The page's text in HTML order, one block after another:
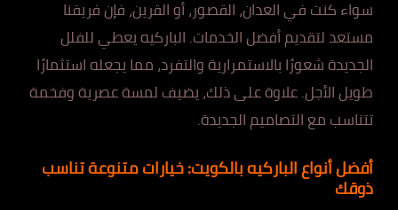
سواء كنت في العدان، القصور، أو القرين، فإن فريقنا
مستعد لتقديم أفضل الخدمات. الباركيه يعطي للفلل
الجديدة شعورًا بالاستمرارية والتفرد، مما يجعله استثمارًا
طويل الأجل. علاوة على ذلك، يضيف لمسة عصرية وفخمة
تتناسب مع التصاميم الجديدة.
أفضل أنواع الباركيه بالكويت: خيارات متنوعة تناسب
ذوقك